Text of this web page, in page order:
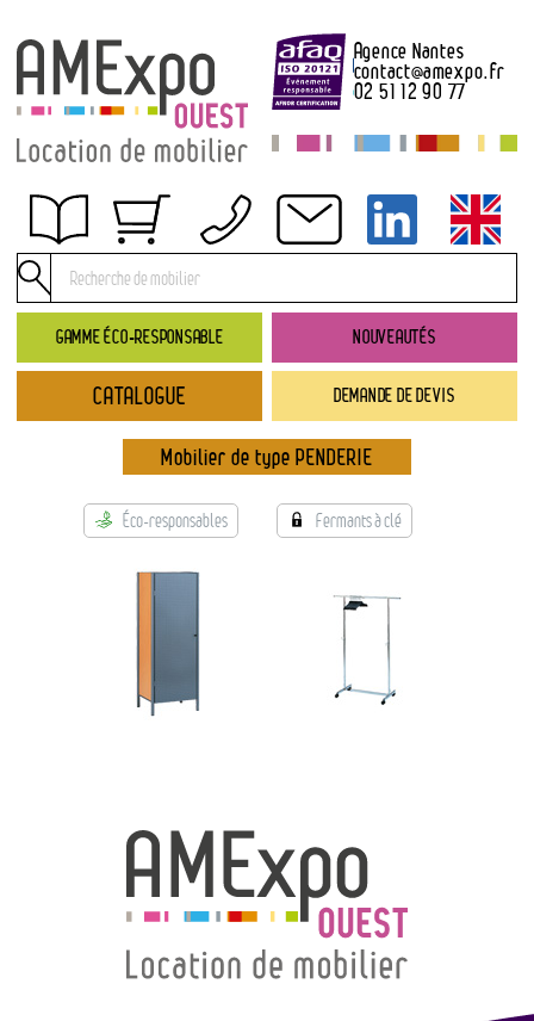
GAMME ÉCO-RESPONSABLE NOUVEAUTÉS
DEMANDE DE DEVIS
Agence Nantes
contact@amexpo.fr
02 51 12 90 77
Obtenir un devis
Conditions générales de location
Conditions de règlement
Contact
Catalogue
→ Nouveautés
→ Gamme éco-responsable
→ Rubriques
→ Types de mobilier
→ Noms / Références
Modélisation 2D/3D
CATALOGUE
Mobilier de type PENDERIE
Éco-responsables Fermants à clé